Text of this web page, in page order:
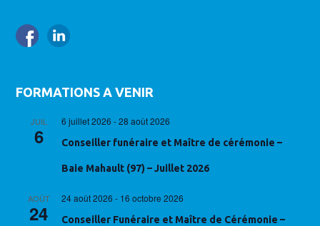
FORMATIONS A VENIR
JUIL
6
6 juillet 2026 -28 août 2026
Conseiller funéraire et Maître de cérémonie –
Baie Mahault (97) – Juillet 2026
AOÛT
24
24 août 2026 - 16 octobre 2026
Conseiller Funéraire et Maître de Cérémonie –